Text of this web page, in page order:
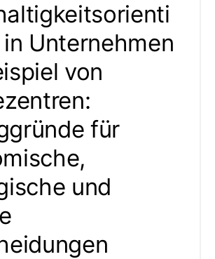
Unternehmen
von
für
und